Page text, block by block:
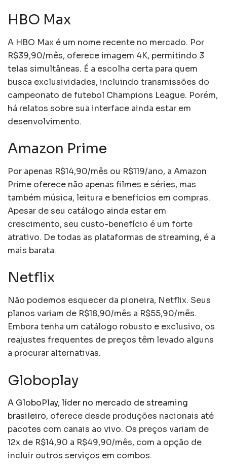
HBO Max
A HBO Max é um nome recente no mercado. Por
R$39,90/mês, oferece imagem 4K, permitindo 3
telas simultâneas. É a escolha certa para quem
busca exclusividades, incluindo transmissões do
campeonato de futebol Champions League. Porém,
há relatos sobre sua interface ainda estar em
desenvolvimento.
Amazon Prime
Por apenas R$14,90/mês ou R$119/ano, a Amazon
Prime oferece não apenas filmes e séries, mas
também música, leitura e benefícios em compras.
Apesar de seu catálogo ainda estar em
crescimento, seu custo-benefício é um forte
atrativo. De todas as plataformas de streaming, é a
mais barata.
Netflix
Não podemos esquecer da pioneira, Netflix. Seus
planos variam de R$18,90/mês a R$55,90/mês.
Embora tenha um catálogo robusto e exclusivo, os
reajustes frequentes de preços têm levado alguns
a procurar alternativas.
Globoplay
A GloboPlay, líder no mercado de streaming
brasileiro, oferece desde produções nacionais até
pacotes com canais ao vivo. Os preços variam de
12x de R$14,90 a R$49,90/mês, com a opção de
incluir outros serviços em combos.